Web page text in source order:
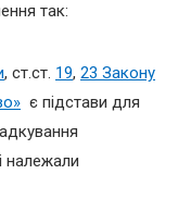
так:
, ст.ст. 19, 23 Закону
є підстави для
належали